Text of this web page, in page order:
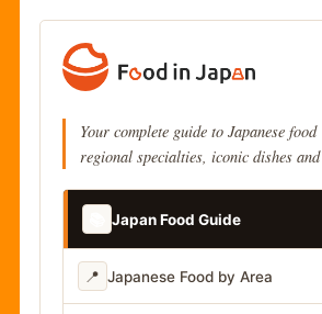
Your complete guide to Japanese food
regional specialties, iconic dishes
Japan Food Guide
📍 Japanese Food by Area